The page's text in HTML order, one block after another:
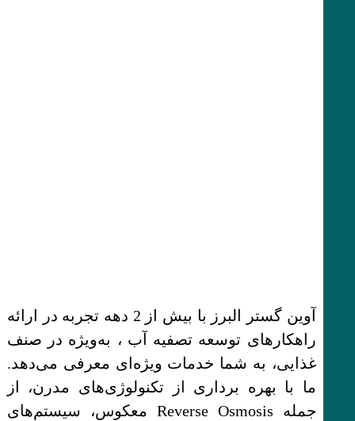
آوین گستر البرز با بیش از 2 دهه تجربه در ارائه
راهکارهای توسعه تصفیه آب ، به‌ویژه در صنف
غذایی، به شما خدمات ویژه‌ای معرفی می‌دهد.
ما با بهره برداری از تکنولوژی‌های مدرن، از
جمله Reverse Osmosis معکوس، سیستم‌های